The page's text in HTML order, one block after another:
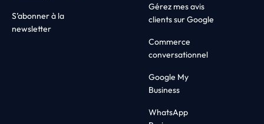
S’abonner à la
newsletter
Gérez mes avis
clients sur Google
Commerce
conversationnel
Google My
Business
WhatsApp